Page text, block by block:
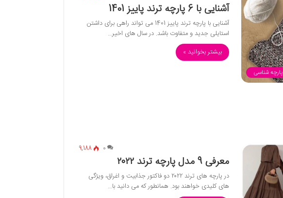
پارچه شناسی
آشنایی با 6 پارچه ترند پاییز 1401
آشنایی با پارچه ترند پاییز 1401 می تواند راهی برای داشتن
استایلی جدید و متفاوت باشد. در سال های اخیر…
بیشتر بخوانید »
0
9,188
معرفی 9 مدل پارچه ترند ۲۰۲۲
در پارچه های ترند ۲۰۲۲ دو فاکتور جذابیت و اغراق، ویژگی
های کلیدی خواهند بود. همانطور که می دانید با…